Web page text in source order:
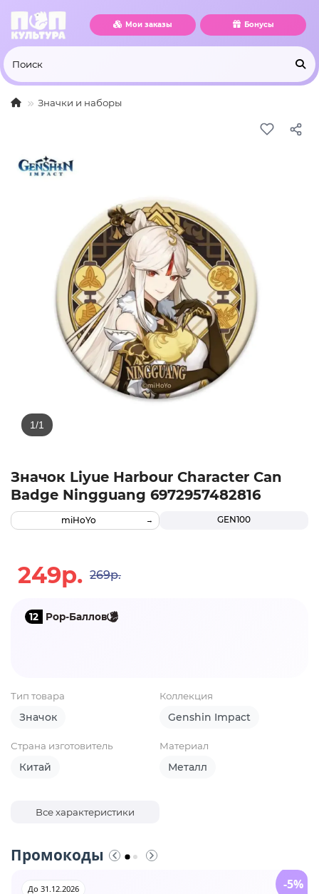
Мои заказы Бонусы
Значки и наборы
Значок Liyue Harbour Character Can
Badge Ningguang 6972957482816
GEN100
miHoYo
249р. 269р.
12 Pop-Баллов
Тип товара
Значок
Коллекция
Genshin Impact
Страна изготовитель
Китай
Материал
Металл
Все характеристики
Промокоды
До 31.12.2026 -5%